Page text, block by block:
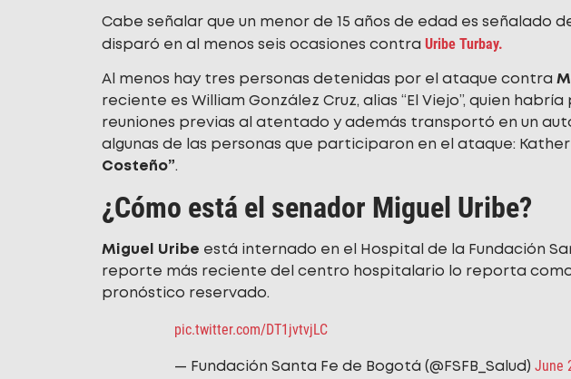
Cabe señalar que un menor de 15 años de edad es señalado
disparó en al menos seis ocasiones contra Uribe Turbay.
Al menos hay tres personas detenidas por el ataque contra
reciente es William González Cruz, alias “El Viejo”, quien
reuniones previas al atentado y además transportó en un
algunas de las personas que participaron en el ataque:
Costeño”.
¿Cómo está el senador Miguel Uribe?
Miguel Uribe está internado en el Hospital de la Fundación
reporte más reciente del centro hospitalario lo reporta
pronóstico reservado.
pic.twitter.com/DT1jvtvjLC
— Fundación Santa Fe de Bogotá (@FSFB_Salud) June